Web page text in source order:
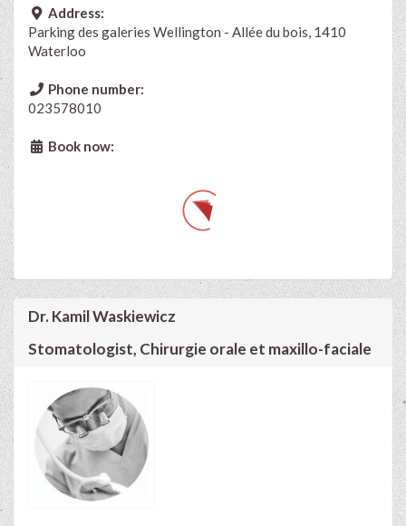
Address:
Parking des galeries Wellington - Allée du bois, 1410
Waterloo
Phone number:
023578010
Book now:
Dr. Kamil Waskiewicz
Stomatologist, Chirurgie orale et maxillo-faciale